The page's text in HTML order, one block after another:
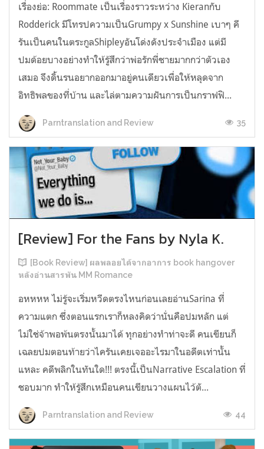
เรื่องย่อ: Roommate เป็นเรื่องราวระหว่าง Kieranกับ
Rodderick มีโทรปความเป็นGrumpy x Sunshine เบาๆ คี
รันเป็นคนในตระกูลShipleyอันโด่งดังประจำเมือง แต่มี
ปมด้อยบางอย่างทำให้รู้สึกว่าพ่อรักพี่ชายมากกว่าตัวเอง
เสมอ จึงดิ้นรนอยากออกมาอยู่คนเดียวเพื่อให้หลุดจาก
อิทธิพลของที่บ้าน และไล่ตามความฝันการเป็นกราฟฟิ...
Parntranslation and Review 35
[Review] For the Fans by Nyla K.
[Book Review] ผลพลอยได้จากอาการ book hangover
หลังอ่านสารพัน MM Romance
อหหหห ไม่รู้จะเริ่มหวีดตรงไหนก่อนเลยอ่านSarina ที่
ความแตก ซึ่งตอนแรกเราก็หลงคิดว่านั่นคือปมหลัก แต่
ไม่ใช่จ้าพอพ้นตรงนั้นมาได้ ทุกอย่างทำท่าจะดี คนเขียนก็
เฉลยปมตอนท้ายว่าไครันเคยเจออะไรมาในอดีตเท่านั้น
แหละ คดีพลิกในทันใด!!! ตรงนี้เป็นNarrative Escalation ที่
ชอบมาก ทำให้รู้สึกเหมือนคนเขียนวางแผนไว้ตั...
Parntranslation and Review 44